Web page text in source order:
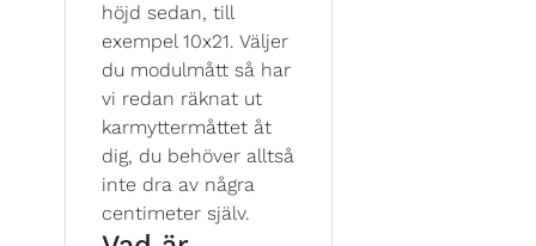
höjd sedan, till
exempel 10x21. Väljer
du modulmått så har
vi redan räknat ut
karmyttermåttet åt
dig, du behöver alltså
inte dra av några
centimeter själv.